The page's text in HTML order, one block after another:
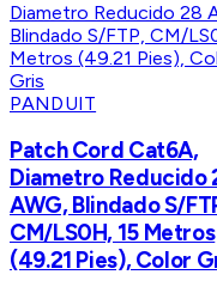
PANDUIT
Patch Cord Cat6A,
Diametro Reducido
AWG, Blindado S/
CM/LS0H, 15 Metros
(49.21 Pies), Color